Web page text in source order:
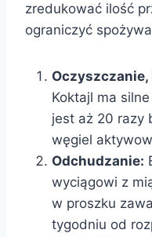
zredukować ilość
ograniczyć
Koktajl ma
jest aż 20 razy
węgiel
Odchudzanie:
wyciągowi z
w proszku
tygodniu od